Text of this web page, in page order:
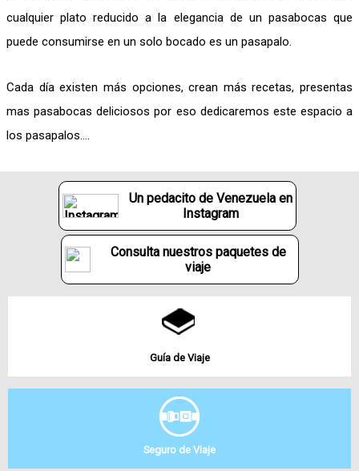
cualquier plato reducido a la elegancia de un pasabocas que
puede consumirse en un solo bocado es un pasapalo.
Cada día existen más opciones, crean más recetas, presentas
mas pasabocas deliciosos por eso dedicaremos este espacio a
los pasapalos….
Un pedacito de Venezuela en
Instagram
Consulta nuestros paquetes de
viaje
Guía de Viaje
Seguro de Viaje